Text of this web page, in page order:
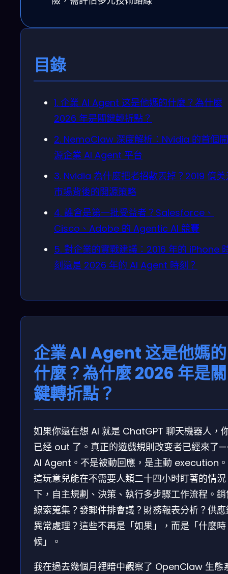
目錄
1. 企業 AI Agent 这是他媽的什麼？為什麼
2026 年是關鍵轉折點？
2. NemoClaw 深度解析：Nvidia 的首個開
源企業 AI Agent 平台
3. Nvidia 為什麼把老招數丟掉？2019 億美
市場背後的開源策略
4. 誰會是第一批受益者？Salesforce、
Cisco、Adobe 的 Agentic AI 競賽
5. 對企業的實戰建議：2016 年的 iPhone
刻還是 2026 年的 AI Agent 時刻？
企業 AI Agent 这是他媽的
什麼？為什麼 2026 年是關
鍵轉折點？
如果你還在想 AI 就是 ChatGPT 聊天機器人，
已经 out 了。真正的遊戲規則改变者已經來了
AI Agent。不是被動回應，是主動 execution。
這玩意兒能在不需要人類二十四小时盯著的情況
下，自主規劃、決策、執行多步驟工作流程。
線索蒐集？發郵件排會議？財務報表分析？供
異常處理？這些不再是「如果」，而是「什麼時
候」。
我在過去幾個月裡暗中觀察了 OpenClaw 生態